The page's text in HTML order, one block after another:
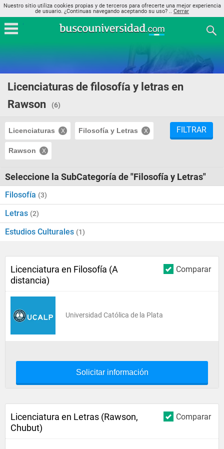
Nuestro sitio utiliza cookies propias y de terceros para ofrecerte una mejor experiencia
de usuario. ¿Continuas navegando aceptando su uso? .. Cerrar
Licenciaturas de filosofía y letras en
Rawson
(6)
Licenciaturas Filosofía y Letras
Rawson
FILTRAR
Seleccione la SubCategoría de "Filosofía y Letras"
Filosofía (3)
Letras (2)
Estudios Culturales (1)
Comparar
Licenciatura en Filosofía (A
distancia)
Universidad Católica de la Plata
Solicitar información
Comparar
Licenciatura en Letras (Rawson,
Chubut)